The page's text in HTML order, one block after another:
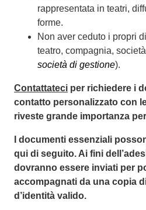
rappresentata in teatri,
forme.
Non aver ceduto i propri
teatro, compagnia,
società di gestione).
Contattateci per richiedere i
contatto personalizzato con
riveste grande importanza
I documenti essenziali
qui di seguito. Ai fini
dovranno essere inviati per
accompagnati da una copia
d’identità valido.